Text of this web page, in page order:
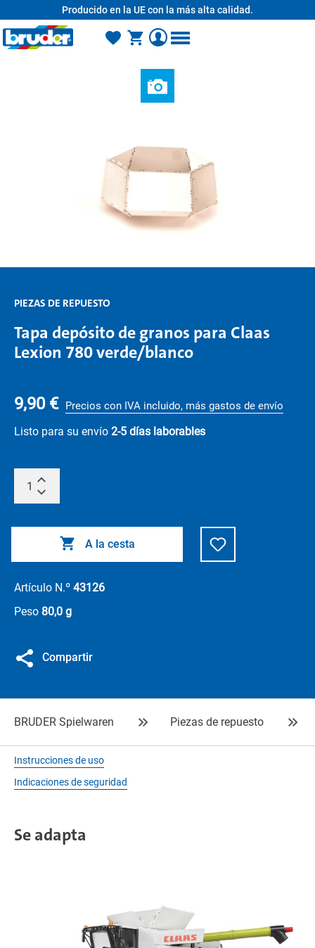
Producido en la UE con la más alta calidad.
PIEZAS DE REPUESTO
Tapa depósito de granos para Claas
Lexion 780 verde/blanco
9,90 € Precios con IVA incluido, más gastos de envío
Listo para su envío 2-5 días laborables
A la cesta
Artículo N.º 43126
Peso 80,0 g
Compartir
BRUDER Spielwaren Piezas de repuesto
Instrucciones de uso
Indicaciones de seguridad
Se adapta